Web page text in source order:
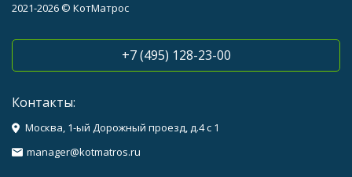
2021-2026 © КотМатрос
+7 (495) 128-23-00
Контакты:
Москва, 1-ый Дорожный проезд, д.4 с 1
manager@kotmatros.ru